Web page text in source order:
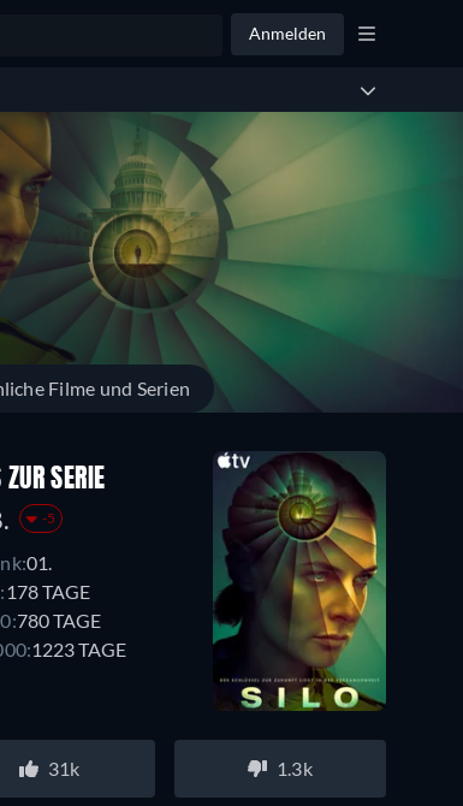
Anmelden
Filme und Serien
ZUR SERIE
-5
01.
178 TAGE
780 TAGE
1223 TAGE
31k 1.3k